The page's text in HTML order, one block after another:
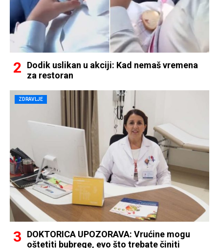
Dodik uslikan u akciji: Kad nemaš vremena
za restoran
ZDRAVLJE
DOKTORICA UPOZORAVA: Vrućine mogu
oštetiti bubrege, evo što trebate činiti